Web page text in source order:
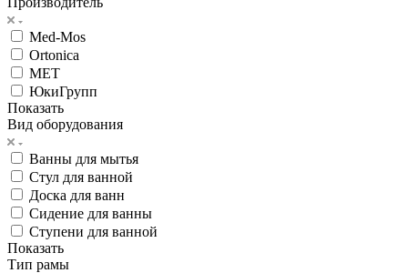
Med-Mos
Ortonica
МЕТ
ЮкиГрупп
Показать
Вид оборудования
Ванны для мытья
Стул для ванной
Доска для ванн
Сидение для ванны
Ступени для ванной
Показать
Тип рамы